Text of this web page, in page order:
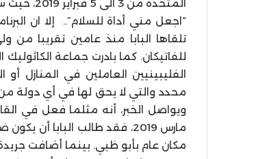
المتحدة
“اجعل مني أداة للسلام”.. إلا ان
تلقاها البابا منذ عامين تقريبا من
للفاتيكان. كما بادرت جماعة
الفليبينيين العاملين في المنازل
محدد والتي لا يحق لها في أي دولة من
ويواصل الخبر، أنه مثلما فعل في
مارس 2019، فقد طالب البابا
مكان عام بأبو ظبي. بينما أضافت جريدة